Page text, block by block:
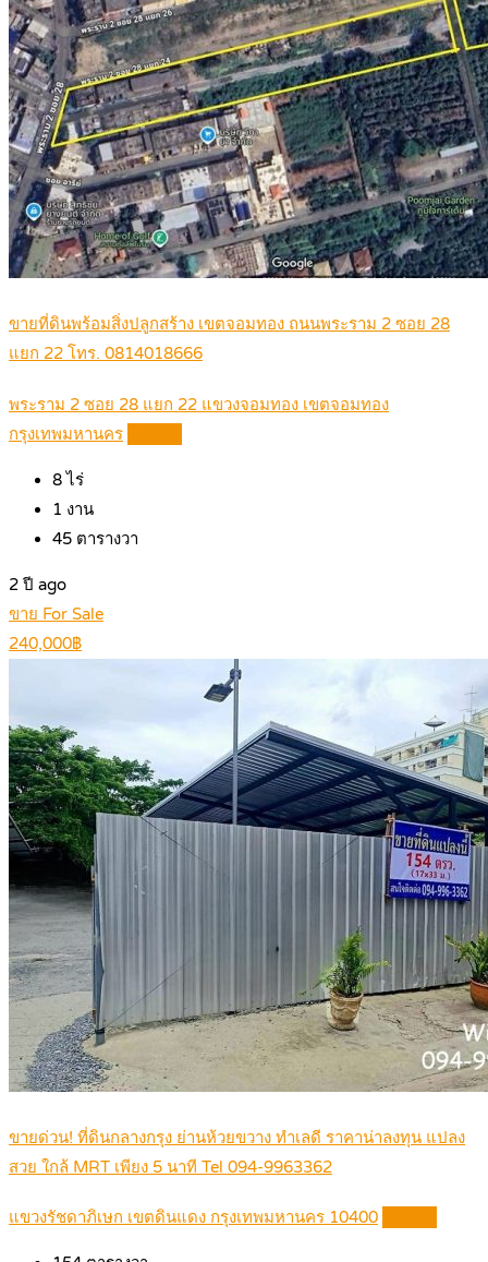
ขายที่ดินพร้อมสิ่งปลูกสร้าง เขตจอมทอง ถนนพระราม 2 ซอย 28
แยก 22 โทร. 0814018666
พระราม 2 ซอย 28 แยก 22 แขวงจอมทอง เขตจอมทอง
กรุงเทพมหานคร
8ไร่
1 งาน
45 ตารางวา
2 ปี ago
ขาย For Sale
240,000฿
ขายด่วน! ที่ดินกลางกรุง ย่านห้วยขวาง ทำเลดี ราคาน่าลงทุน แปลง
สวย ใกล้ MRT เพียง 5 นาที Tel 094-9963362
แขวงรัชดาภิเษก เขตดินแดง กรุงเทพมหานคร 10400